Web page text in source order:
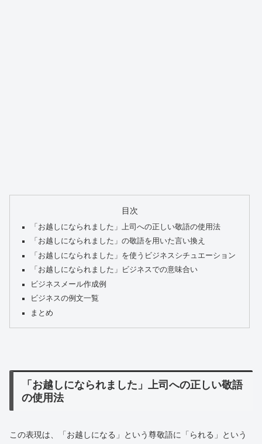
目次
「お越しになられました」上司への正しい敬語の使用法
「お越しになられました」の敬語を用いた言い換え
「お越しになられました」を使うビジネスシチュエーション
「お越しになられました」ビジネスでの意味合い
ビジネスメール作成例
ビジネスの例文一覧
まとめ
「お越しになられました」上司への正しい敬語
の使用法
この表現は、「お越しになる」という尊敬語に「られる」という